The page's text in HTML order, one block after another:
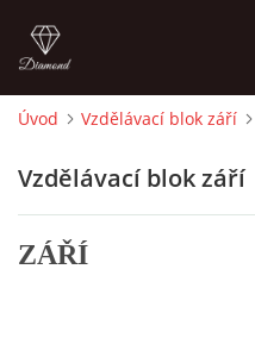
O MĚ
Úvod Vzdělávací blok září
Vzdělávací blok září
ZÁŘÍ